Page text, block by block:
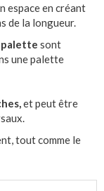
espace en créant
de la longueur.
palette sont
une palette
et peut être
tout comme le